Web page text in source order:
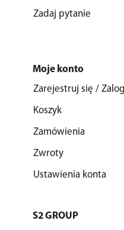
Zadaj pytanie
Moje konto
Zarejestruj się /
Koszyk
Zamówienia
Zwroty
Ustawienia konta
S2 GROUP